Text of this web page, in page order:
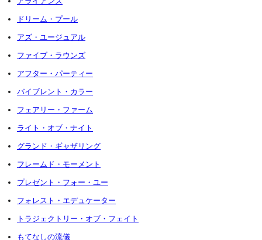
ドリーム・プール
アズ・ユージュアル
ファイブ・ラウンズ
アフター・パーティー
バイブレント・カラー
フェアリー・ファーム
ライト・オブ・ナイト
グランド・ギャザリング
フレームド・モーメント
プレゼント・フォー・ユー
フォレスト・エデュケーター
トラジェクトリー・オブ・フェイト
もてなしの流儀